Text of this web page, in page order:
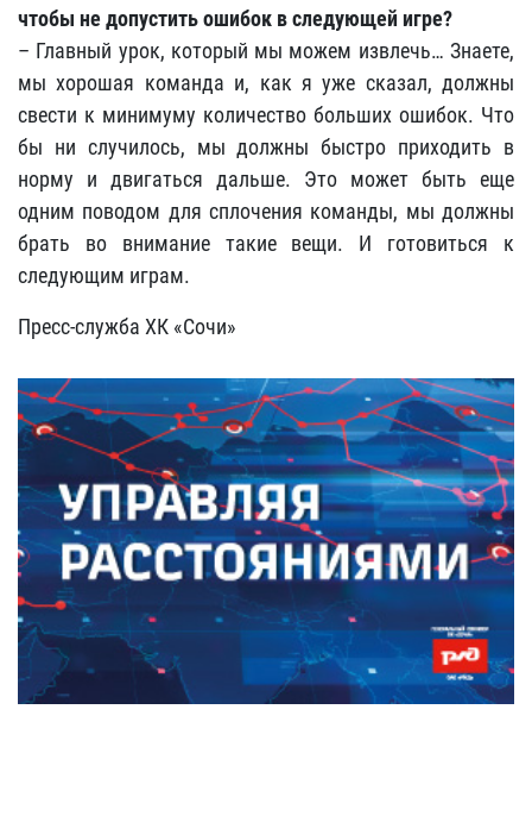
чтобы не допустить ошибок в следующей игре?
– Главный урок, который мы можем извлечь… Знаете,
мы хорошая команда и, как я уже сказал, должны
свести к минимуму количество больших ошибок. Что
бы ни случилось, мы должны быстро приходить в
норму и двигаться дальше. Это может быть еще
одним поводом для сплочения команды, мы должны
брать во внимание такие вещи. И готовиться к
следующим играм.
Пресс-служба ХК «Сочи»